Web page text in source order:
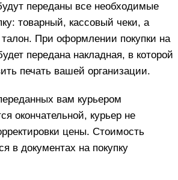
переданы все необходимые
товарный, кассовый чеки, а
талон. При оформлении покупки на
передана накладная, в которой
печать вашей организации.
вам курьером
окончательной, курьер не
цены. Стоимость
в документах на покупку